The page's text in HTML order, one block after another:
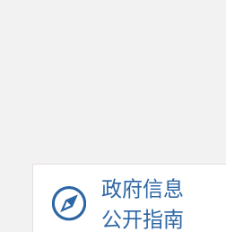
政府信息
公开指南